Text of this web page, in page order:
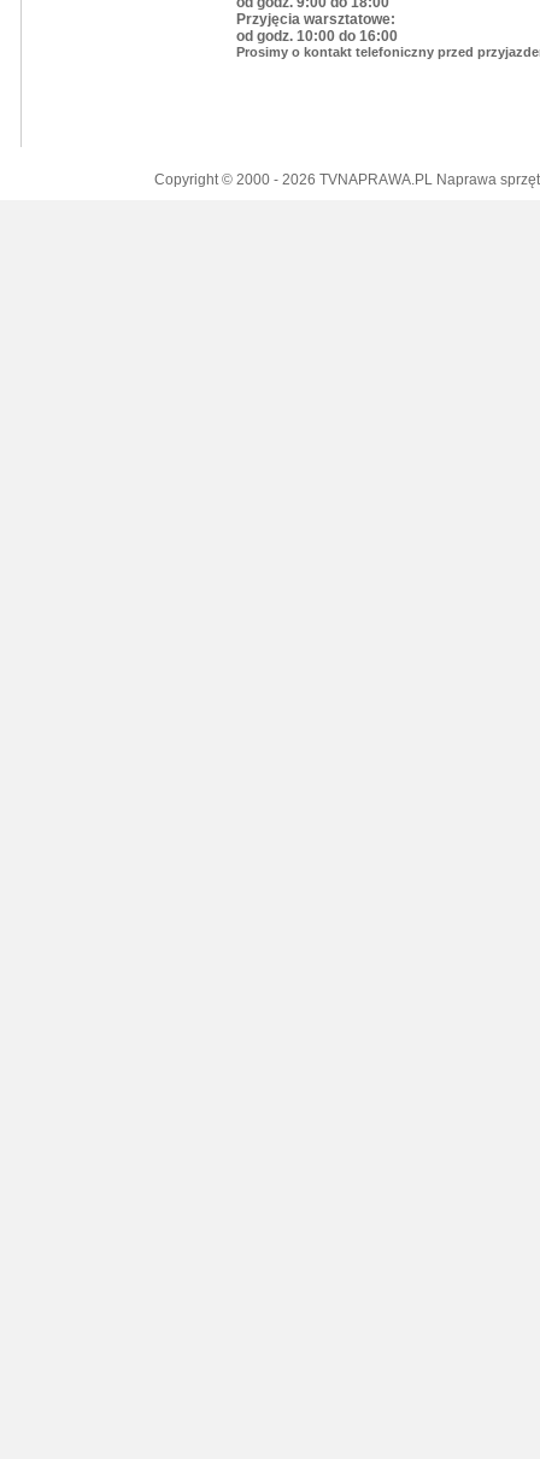
Przyjęcia warsztatowe:
od godz. 10:00 do 16:00
Prosimy o kontakt telefoniczny przed
Copyright © 2000 - 2026 TVNAPRAWA.PL Naprawa